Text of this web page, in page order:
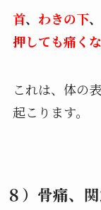
首、 わきの下、
押しても痛く
これは、体の
起こります。
８）骨痛、